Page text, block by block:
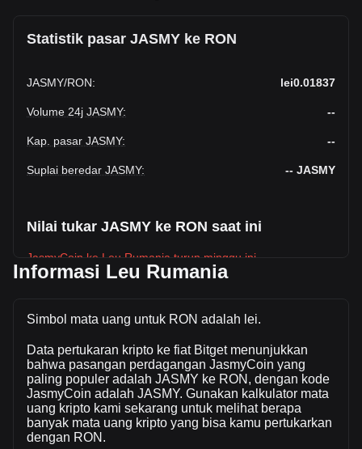
Statistik pasar JASMY ke RON
JASMY/RON: lei0.01837
Volume 24j JASMY: --
Kap. pasar JASMY: --
Suplai beredar JASMY: -- JASMY
Nilai tukar JASMY ke RON saat ini
JasmyCoin ke Leu Rumania turun minggu ini.
berdasarkan suplai beredar sebanyak -- JASMY. Volume
RON) dalam 24 jam terakhir. Pada hari perdagangan
terakhir, volume perdagangan JASMY adalah lei--.
Info lebih lanjut tentang JasmyCoin di Bitget
Harga JasmyCoin
Informasi Leu Rumania
Simbol mata uang untuk RON adalah lei.
Data pertukaran kripto ke fiat Bitget menunjukkan
bahwa pasangan perdagangan JasmyCoin yang
paling populer adalah JASMY ke RON, dengan kode
JasmyCoin adalah JASMY. Gunakan kalkulator mata
uang kripto kami sekarang untuk melihat berapa
banyak mata uang kripto yang bisa kamu pertukarkan
dengan RON.